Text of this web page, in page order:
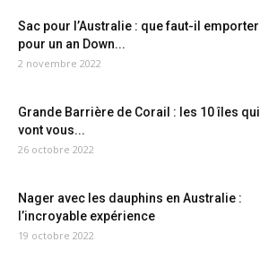
Sac pour l’Australie : que faut-il emporter
pour un an Down...
2 novembre 2022
Grande Barrière de Corail : les 10 îles qui
vont vous...
26 octobre 2022
Nager avec les dauphins en Australie :
l’incroyable expérience
19 octobre 2022